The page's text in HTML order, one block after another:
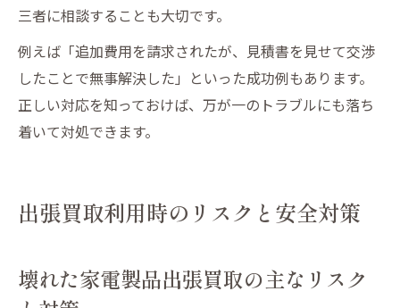
三者に相談することも大切です。
例えば「追加費用を請求されたが、見積書を見せて交渉
したことで無事解決した」といった成功例もあります。
正しい対応を知っておけば、万が一のトラブルにも落ち
着いて対処できます。
出張買取利用時のリスクと安全対策
壊れた家電製品出張買取の主なリスク